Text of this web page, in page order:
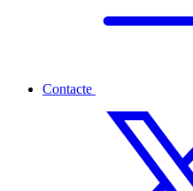
Contacte